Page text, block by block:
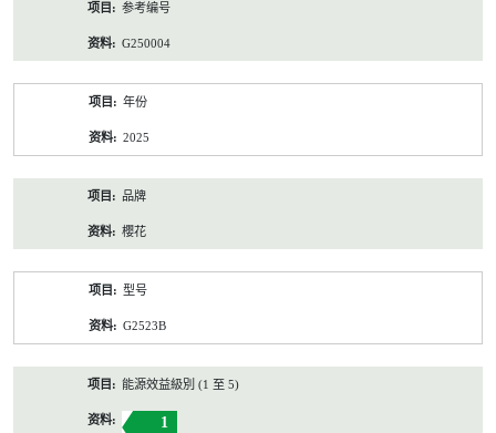
参考编号
G250004
年份
2025
品牌
櫻花
型号
G2523B
能源效益級別 (1 至 5)
1